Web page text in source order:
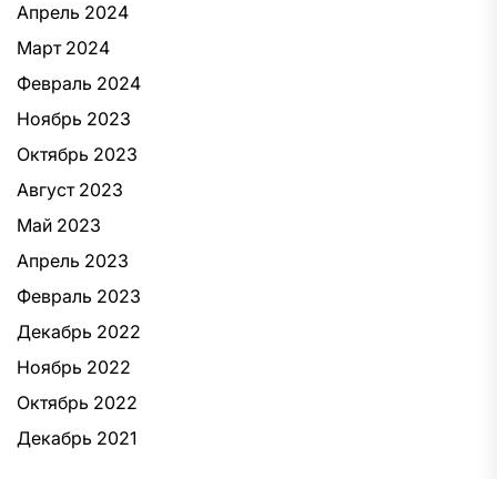
Апрель 2024
Март 2024
Февраль 2024
Ноябрь 2023
Октябрь 2023
Август 2023
Май 2023
Апрель 2023
Февраль 2023
Декабрь 2022
Ноябрь 2022
Октябрь 2022
Декабрь 2021